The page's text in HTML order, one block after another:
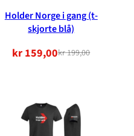
Holder Norge i gang (t-
skjorte blå)
kr199,00
Opprinnelig
kr 199,00.
kr 159,00Nåværende
kr 159,00.